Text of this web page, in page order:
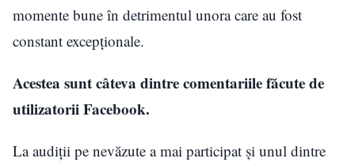
momente bune în detrimentul unora care au fost
constant excepționale.
Acestea sunt câteva dintre comentariile făcute de
utilizatorii Facebook.
La audiții pe nevăzute a mai participat și unul dintre